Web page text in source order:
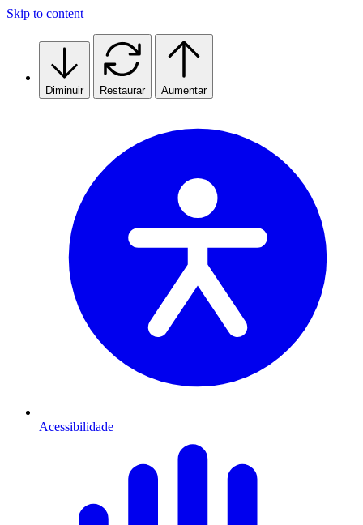
Skip to content
Diminuir Restaurar Aumentar
Acessibilidade